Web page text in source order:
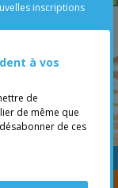
avecCENTRIS
inscriptions
à vos
de
de même que
de ces